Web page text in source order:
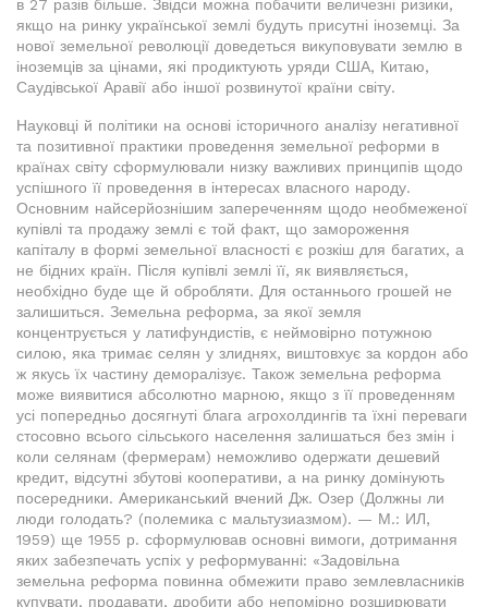
в 27 разів більше. Звідси можна побачити величезні ризики,
якщо на ринку української землі будуть присутні іноземці. За
нової земельної революції доведеться викуповувати землю в
іноземців за цінами, які продиктують уряди США, Китаю,
Саудівської Аравії або іншої розвинутої країни світу.
Науковці й політики на основі історичного аналізу негативної
та позитивної практики проведення земельної реформи в
країнах світу сформулювали низку важливих принципів щодо
успішного її проведення в інтересах власного народу.
Основним найсерйознішим запереченням щодо необмеженої
купівлі та продажу землі є той факт, що замороження
капіталу в формі земельної власності є розкіш для багатих, а
не бідних країн. Після купівлі землі її, як виявляється,
необхідно буде ще й обробляти. Для останнього грошей не
залишиться. Земельна реформа, за якої земля
концентрується у латифундистів, є неймовірно потужною
силою, яка тримає селян у злиднях, виштовхує за кордон або
ж якусь їх частину деморалізує. Також земельна реформа
може виявитися абсолютно марною, якщо з її проведенням
усі попередньо досягнуті блага агрохолдингів та їхні переваги
стосовно всього сільського населення залишаться без змін і
коли селянам (фермерам) неможливо одержати дешевий
кредит, відсутні збутові кооперативи, а на ринку домінують
посередники. Американський вчений Дж. Озер (Должны ли
люди голодать? (полемика с мальтузиазмом). — М.: ИЛ,
1959) ще 1955 р. сформулював основні вимоги, дотримання
яких забезпечать успіх у реформуванні: «Задовільна
земельна реформа повинна обмежити право землевласників
купувати, продавати, дробити або непомірно розширювати